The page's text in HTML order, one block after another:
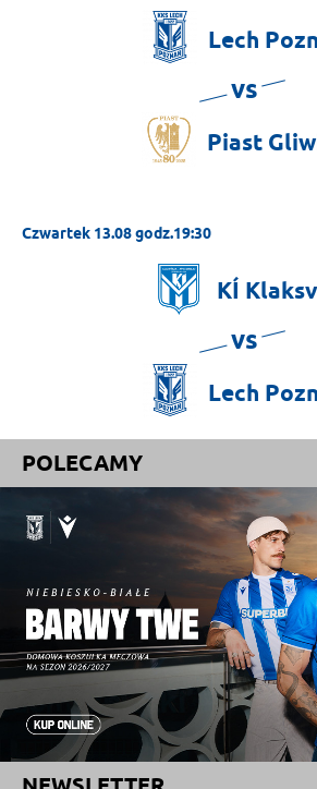
Lech
vs
Piast
Czwartek 13.08 godz.19:30
KÍ
vs
Lech
POLECAMY